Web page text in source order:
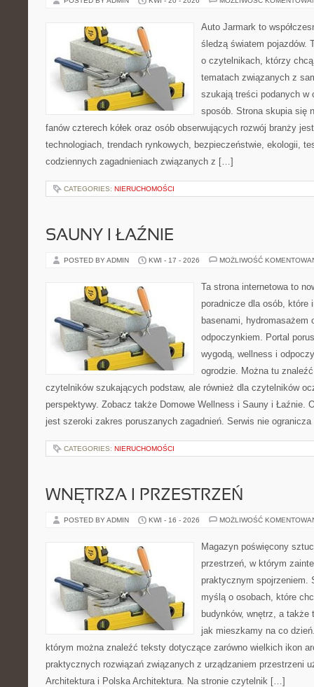
Auto Jarmark to
śledzą światem pojazdów.
o czytelnikach, którzy
tematach związanych z
szukają treści podanych w
sposób. Strona skupia się
fanów czterech kółek oraz osób obserwujących rozwój branży
technologiach, trendach rynkowych, bezpieczeństwie, ekologii,
codziennych zagadnieniach związanych z […]
CATEGORIES: NIERUCHOMOŚCI
SAUNY I ŁAŹNIE
POSTED BY ADMIN KWI - 17 - 2026 MOŻLIWOŚĆ
Ta strona internetowa to
poradnicze dla osób, które
basenami, hydromasażem
odpoczynkiem. Portal
wygodą, wellness i
ogrodzie. Można tu
czytelników szukających podstaw, ale również dla czytelników
perspektywy. Zobacz także Domowe Wellness i Sauny i Łaźnie.
jest szeroki zakres poruszanych zagadnień. Serwis nie
CATEGORIES: NIERUCHOMOŚCI
WNĘTRZA I PRZESTRZEŃ
POSTED BY ADMIN KWI - 16 - 2026 MOŻLIWOŚĆ
Magazyn poświęcony
przestrzeń, w którym
praktycznym spojrzeniem.
myślą o osobach, które
budynków, wnętrz, a także
jak mieszkamy na co
którym można znaleźć teksty dotyczące zarówno wielkich ikon
praktycznych rozwiązań związanych z urządzaniem przestrzeni
Architektura i Polska Architektura. Na stronie czytelnik […]